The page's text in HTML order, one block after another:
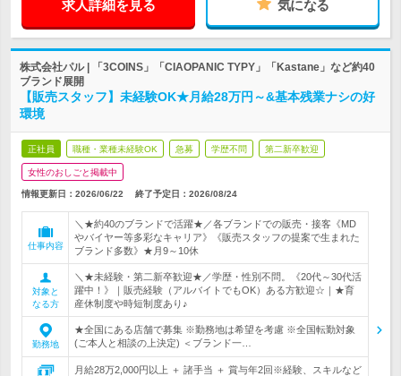
求人詳細を見る 気になる
株式会社パル | 「3COINS」「CIAOPANIC TYPY」「Kastane」など約40
ブランド展開
【販売スタッフ】未経験OK★月給28万円～&基本残業ナシの好
環境
正社員 職種・業種未経験OK 急募 学歴不問 第二新卒歓迎
女性のおしごと掲載中
情報更新日：2026/06/22 終了予定日： 2026/08/24
仕事内容
＼★約40のブランドで活躍★／各ブランドでの販売・接客《MD
やバイヤー等多彩なキャリア》《販売スタッフの提案で生まれた
ブランド多数》★月9～10休
対象と
なる方
＼★未経験・第二新卒歓迎★／学歴・性別不問。《20代～30代活
躍中！》｜販売経験（アルバイトでもOK）ある方歓迎☆｜★育
産休制度や時短制度あり♪
勤務地
★全国にある店舗で募集 ※勤務地は希望を考慮 ※全国転勤対象
(ご本人と相談の上決定) ＜ブランド一…
月給28万2,000円以上 ＋ 諸手当 ＋ 賞与年2回※経験、スキルなど